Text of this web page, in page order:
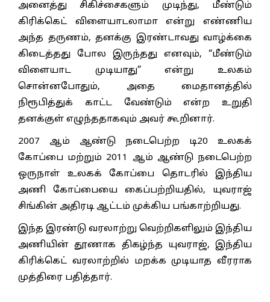
அனைத்து சிகிச்சைகளும் முடிந்து, மீண்டும்
கிரிக்கெட் விளையாடலாமா என்று எண்ணிய
அந்த தருணம், தனக்கு இரண்டாவது வாழ்க்கை
கிடைத்தது போல இருந்தது எனவும், “மீண்டும்
விளையாட முடியாது” என்று உலகம்
சொன்னபோதும், அதை மைதானத்தில்
நிரூபித்துக் காட்ட வேண்டும் என்ற உறுதி
தனக்குள் எழுந்ததாகவும் அவர் கூறினார்.
2007 ஆம் ஆண்டு நடைபெற்ற டி20 உலகக்
கோப்பை மற்றும் 2011 ஆம் ஆண்டு நடைபெற்ற
ஒருநாள் உலகக் கோப்பை தொடரில் இந்திய
அணி கோப்பையை கைப்பற்றியதில், யுவராஜ்
சிங்கின் அதிரடி ஆட்டம் முக்கிய பங்காற்றியது.
இந்த இரண்டு வரலாற்று வெற்றிகளிலும் இந்திய
அணியின் தூணாக திகழ்ந்த யுவராஜ், இந்திய
கிரிக்கெட் வரலாற்றில் மறக்க முடியாத வீரராக
முத்திரை பதித்தார்.